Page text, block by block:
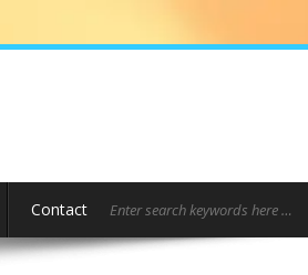
Contact